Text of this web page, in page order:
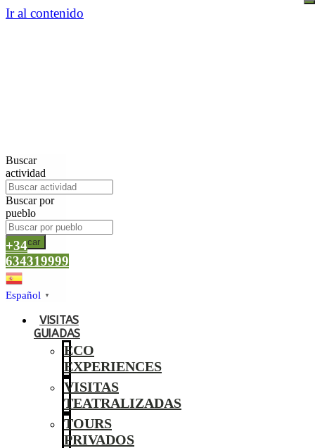
Ir al contenido
Buscar
actividad
Buscar por
pueblo
Buscar
+34
634319999
Español ▼
VISITAS
GUIADAS
ECO
EXPERIENCES
VISITAS
TEATRALIZADAS
TOURS
PRIVADOS